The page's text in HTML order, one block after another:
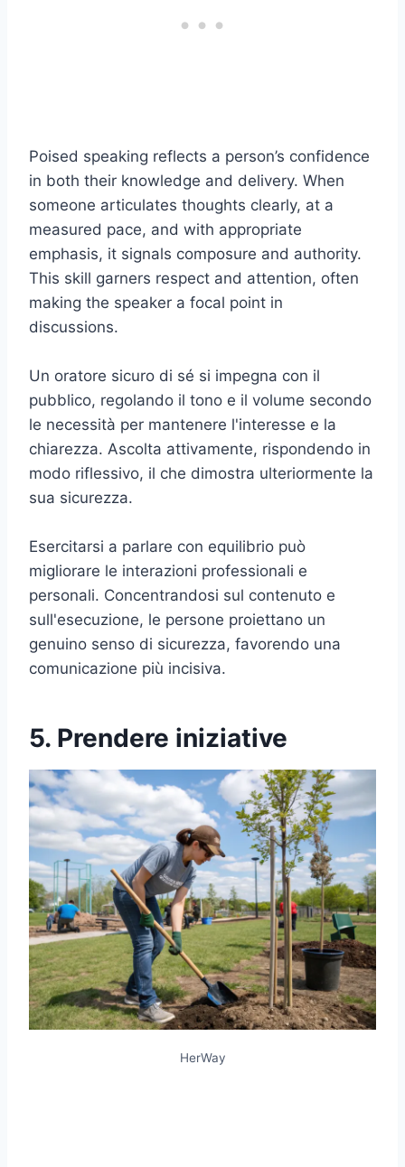
Poised speaking reflects a person’s confidence
in both their knowledge and delivery. When
someone articulates thoughts clearly, at a
measured pace, and with appropriate
emphasis, it signals composure and authority.
This skill garners respect and attention, often
making the speaker a focal point in
discussions.
Un oratore sicuro di sé si impegna con il
pubblico, regolando il tono e il volume secondo
le necessità per mantenere l'interesse e la
chiarezza. Ascolta attivamente, rispondendo in
modo riflessivo, il che dimostra ulteriormente la
sua sicurezza.
Esercitarsi a parlare con equilibrio può
migliorare le interazioni professionali e
personali. Concentrandosi sul contenuto e
sull'esecuzione, le persone proiettano un
genuino senso di sicurezza, favorendo una
comunicazione più incisiva.
5. Prendere iniziative
HerWay